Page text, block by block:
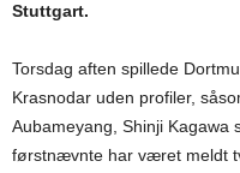
Stuttgart.
Torsdag aften spillede
Krasnodar uden profiler,
Aubameyang, Shinji Kagawa
førstnævnte har været meldt